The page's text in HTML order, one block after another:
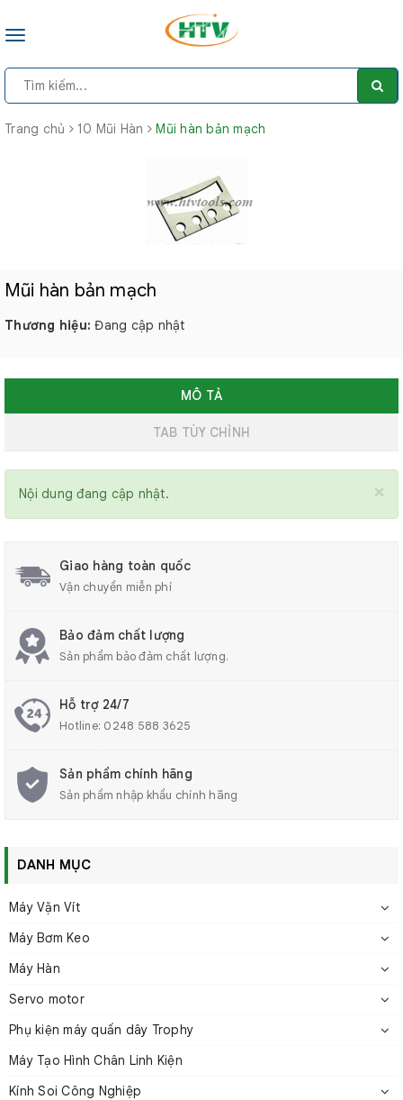
Toggle
Trang chủ 10 Mũi Hàn Mũi hàn bản mạch
Mũi hàn bản mạch
Thương hiệu: Đang cập nhật
MÔ TẢ
TAB TÙY CHỈNH
×
Nội dung đang cập nhật.
Giao hàng toàn quốc
Vận chuyển miễn phí
Bảo đảm chất lượng
Sản phẩm bảo đảm chất lượng.
Hỗ trợ 24/7
Hotline: 0248 588 3625
Sản phẩm chính hãng
Sản phẩm nhập khẩu chính hãng
DANH MỤC
Máy Vặn Vít
Máy Bơm Keo
Máy Hàn
Servo motor
Phụ kiện máy quấn dây Trophy
Máy Tạo Hình Chân Linh Kiện
Kính Soi Công Nghiệp